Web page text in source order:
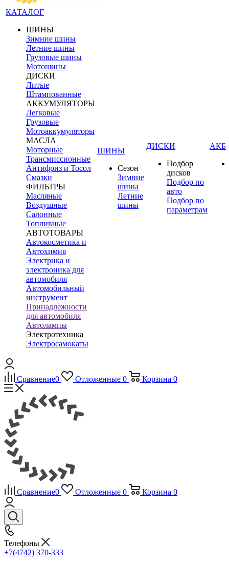
КАТАЛОГ
ШИНЫ
Зимние шины
Летние шины
Грузовые шины
Мотошины
ДИСКИ
Литые
Штампованные
АККУМУЛЯТОРЫ
Легковые
Грузовые
Мотоаккумуляторы
МАСЛА
Моторные
Трансмиссионные
Антифриз и Тосол
Смазки
ФИЛЬТРЫ
Масляные
Воздушные
Салонные
Топливные
АВТОТОВАРЫ
Автокосметика и
Автохимия
Электрика и
электроника для
автомобиля
Автомобильный
инструмент
Принадлежности
для автомобиля
Автолампы
Электротехника
Электросамокаты
ШИНЫ
Сезон
Зимние
шины
Летние
шины
ДИСКИ
Подбор
дисков
Подбор по
авто
Подбор по
параметрам
АКБ
Сравнение0 Отложенные 0 Корзина 0
Сравнение0 Отложенные 0 Корзина 0
Телефоны
+7(4742) 370-333